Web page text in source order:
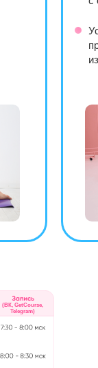
(ВК, GetCourse,
Telegram)